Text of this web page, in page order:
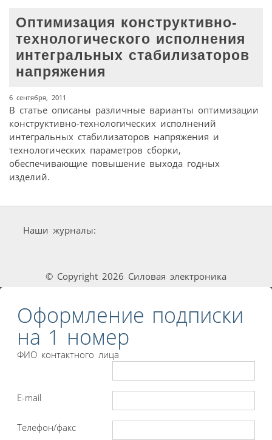
Оптимизация конструктивно-
технологического исполнения
интегральных стабилизаторов
напряжения
6 сентября, 2011
В статье описаны различные варианты оптимизации
конструктивно-технологических исполнений
интегральных стабилизаторов напряжения и
технологических параметров сборки,
обеспечивающие повышение выхода годных
изделий.
Наши журналы:
© Copyright 2026 Силовая электроника
Оформление подписки
на 1 номер
ФИО контактного лица
E-mail
Телефон/факс